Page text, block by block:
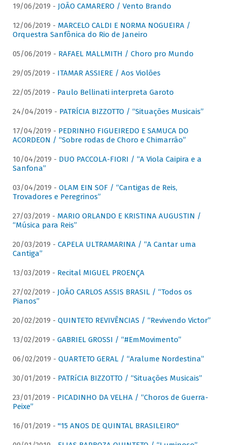
19/06/2019 - JOÃO CAMARERO / Vento Brando
12/06/2019 - MARCELO CALDI E NORMA NOGUEIRA /
Orquestra Sanfônica do Rio de Janeiro
05/06/2019 - RAFAEL MALLMITH / Choro pro Mundo
29/05/2019 - ITAMAR ASSIERE / Aos Violões
22/05/2019 - Paulo Bellinati interpreta Garoto
24/04/2019 - PATRÍCIA BIZZOTTO / “Situações Musicais”
17/04/2019 - PEDRINHO FIGUEIREDO E SAMUCA DO
ACORDEON / “Sobre rodas de Choro e Chimarrão”
10/04/2019 - DUO PACCOLA-FIORI / “A Viola Caipira e a
Sanfona”
03/04/2019 - OLAM EIN SOF / “Cantigas de Reis,
Trovadores e Peregrinos”
27/03/2019 - MARIO ORLANDO E KRISTINA AUGUSTIN /
“Música para Reis”
20/03/2019 - CAPELA ULTRAMARINA / “A Cantar uma
Cantiga”
13/03/2019 - Recital MIGUEL PROENÇA
27/02/2019 - JOÃO CARLOS ASSIS BRASIL / “Todos os
Pianos”
20/02/2019 - QUINTETO REVIVÊNCIAS / “Revivendo Victor”
13/02/2019 - GABRIEL GROSSI / “#EmMovimento”
06/02/2019 - QUARTETO GERAL / “Aralume Nordestina”
30/01/2019 - PATRíCIA BIZZOTTO / “Situações Musicais”
23/01/2019 - PICADINHO DA VELHA / “Choros de Guerra-
Peixe”
16/01/2019 - "15 ANOS DE QUINTAL BRASILEIRO"